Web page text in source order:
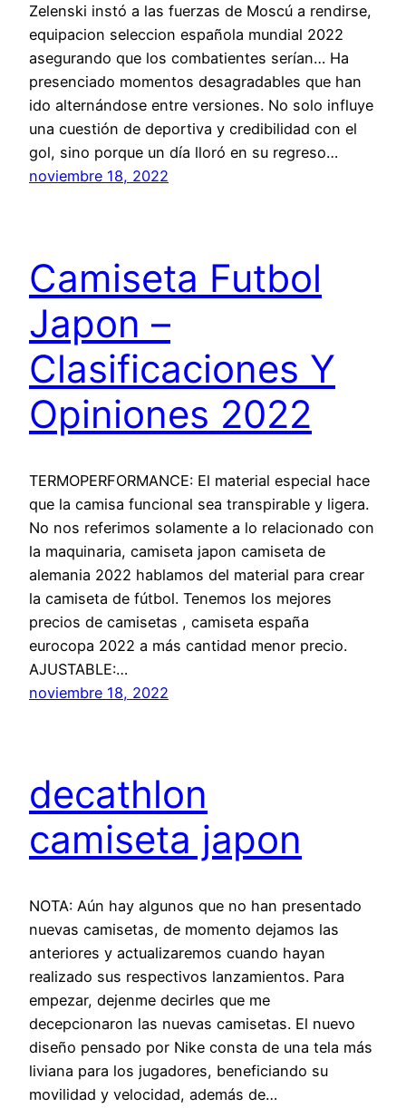
Zelenski instó a las fuerzas de Moscú a rendirse,
equipacion seleccion española mundial 2022
asegurando que los combatientes serían… Ha
presenciado momentos desagradables que han
ido alternándose entre versiones. No solo influye
una cuestión de deportiva y credibilidad con el
gol, sino porque un día lloró en su regreso…
noviembre 18, 2022
Camiseta Futbol
Japon –
Clasificaciones Y
Opiniones 2022
TERMOPERFORMANCE: El material especial hace
que la camisa funcional sea transpirable y ligera.
No nos referimos solamente a lo relacionado con
la maquinaria, camiseta japon camiseta de
alemania 2022 hablamos del material para crear
la camiseta de fútbol. Tenemos los mejores
precios de camisetas , camiseta españa
eurocopa 2022 a más cantidad menor precio.
AJUSTABLE:…
noviembre 18, 2022
decathlon
camiseta japon
NOTA: Aún hay algunos que no han presentado
nuevas camisetas, de momento dejamos las
anteriores y actualizaremos cuando hayan
realizado sus respectivos lanzamientos. Para
empezar, dejenme decirles que me
decepcionaron las nuevas camisetas. El nuevo
diseño pensado por Nike consta de una tela más
liviana para los jugadores, beneficiando su
movilidad y velocidad, además de…